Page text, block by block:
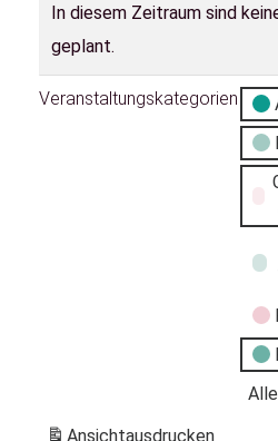
In diesem Zeitraum sind
geplant.
Veranstaltungskategorien
Ansichtausdrucken